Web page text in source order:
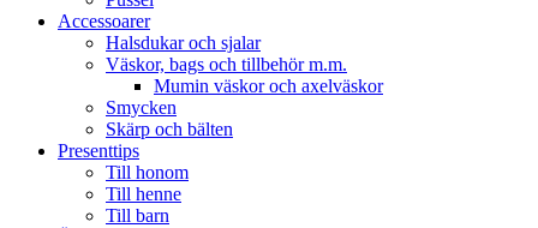
Accessoarer
Halsdukar och sjalar
Väskor, bags och tillbehör m.m.
Mumin väskor och axelväskor
Smycken
Skärp och bälten
Presenttips
Till honom
Till henne
Till barn